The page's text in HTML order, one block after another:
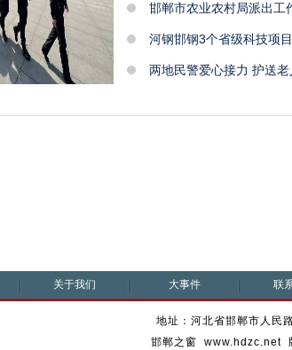
邯郸市农业农村局派出工
河钢邯钢3个省级科技项
两地民警爱心接力 护送
关于我们 大事件 联
地址：河北省邯郸市人民
邯郸之窗 www.hdzc.net